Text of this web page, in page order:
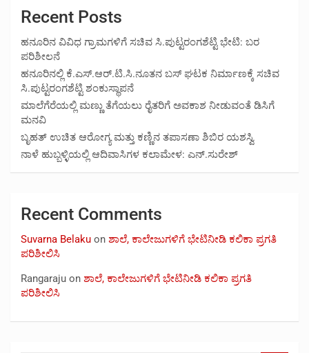
Recent Posts
ಹನೂರಿನ ವಿವಿಧ ಗ್ರಾಮಗಳಿಗೆ ಸಚಿವ ಸಿ.ಪುಟ್ಟರಂಗಶೆಟ್ಟಿ ಭೇಟಿ: ಬರ
ಪರಿಶೀಲನೆ
ಹನೂರಿನಲ್ಲಿ ಕೆ.ಎಸ್.ಆರ್.ಟಿ.ಸಿ.ನೂತನ ಬಸ್ ಘಟಕ ನಿರ್ಮಾಣಕ್ಕೆ ಸಚಿವ
ಸಿ.ಪುಟ್ಟರಂಗಶೆಟ್ಟಿ ಶಂಕುಸ್ಥಾಪನೆ
ಮಾಲೆಗೆರೆಯಲ್ಲಿ ಮಣ್ಣು ತೆಗೆಯಲು ರೈತರಿಗೆ ಅವಕಾಶ ನೀಡುವಂತೆ ಡಿಸಿಗೆ
ಮನವಿ
ಬೃಹತ್ ಉಚಿತ ಆರೋಗ್ಯ ಮತ್ತು ಕಣ್ಣಿನ ತಪಾಸಣಾ ಶಿಬಿರ ಯಶಸ್ವಿ
ನಾಳೆ ಹುಬ್ಬಳ್ಳಿಯಲ್ಲಿ ಆದಿವಾಸಿಗಳ ಕಲಾಮೇಳ: ಎನ್.ಸುರೇಶ್
Recent Comments
Suvarna Belaku on ಶಾಲೆ, ಕಾಲೇಜುಗಳಿಗೆ ಭೇಟಿನೀಡಿ ಕಲಿಕಾ ಪ್ರಗತಿ
ಪರಿಶೀಲಿಸಿ
Rangaraju on ಶಾಲೆ, ಕಾಲೇಜುಗಳಿಗೆ ಭೇಟಿನೀಡಿ ಕಲಿಕಾ ಪ್ರಗತಿ
ಪರಿಶೀಲಿಸಿ